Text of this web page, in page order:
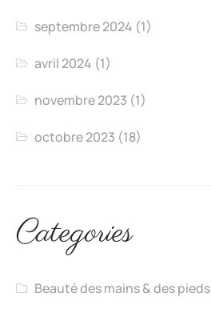
septembre 2024 (1)
avril 2024 (1)
novembre 2023 (1)
octobre 2023 (18)
Categories
Beauté des mains & des pieds